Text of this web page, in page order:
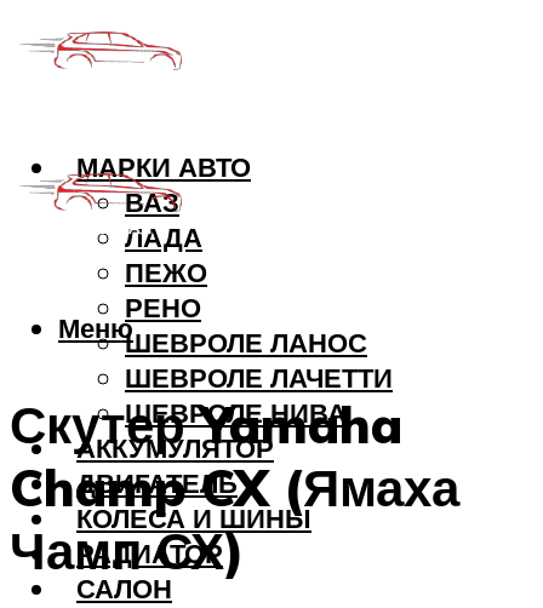
МАРКИ АВТО
ВАЗ
ЛАДА
ПЕЖО
РЕНО
ШЕВРОЛЕ ЛАНОС
ШЕВРОЛЕ ЛАЧЕТТИ
ШЕВРОЛЕ НИВА
АККУМУЛЯТОР
ДВИГАТЕЛЬ
КОЛЕСА И ШИНЫ
РАДИАТОР
САЛОН
Меню
Скутер Yamaha
Champ CX (Ямаха
Чамп СХ)